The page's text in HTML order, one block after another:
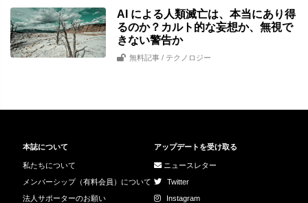
AI による人類滅亡は、本当にあり得
るのか？カルト的な妄想か、無視で
きない警告か
無料記事 / テクノロジー
本誌について
私たちについて
メンバーシップ（有料会員）について
法人サポーターのお願い
アップデートを受け取る
ニュースレター
Twitter
Instagram